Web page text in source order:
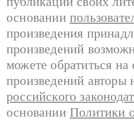
основании
произведения
произведений
можете обратиться на
произведений авторы
российского
основании Политики